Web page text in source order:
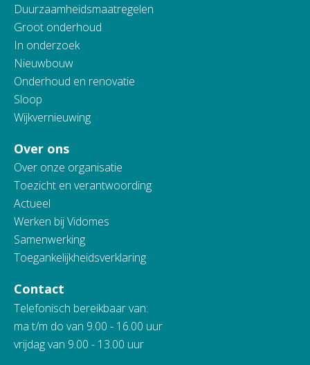
Duurzaamheidsmaatregelen
Groot onderhoud
In onderzoek
Nieuwbouw
Onderhoud en renovatie
Sloop
Wijkvernieuwing
Over ons
Over onze organisatie
Toezicht en verantwoording
Actueel
Werken bij Vidomes
Samenwerking
Toegankelijkheidsverklaring
Contact
Telefonisch bereikbaar van:
ma t/m do van 9.00 - 16.00 uur
vrijdag van 9.00 - 13.00 uur